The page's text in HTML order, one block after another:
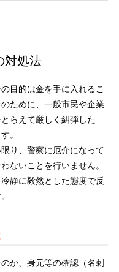
対処法
目的は金を手に入れるこ
ために、一般市民や企業
らえて厳しく糾弾した
。
り、警察に厄介になって
ないことを行いません。
静に毅然とした態度で反
か、身元等の確認（名刺